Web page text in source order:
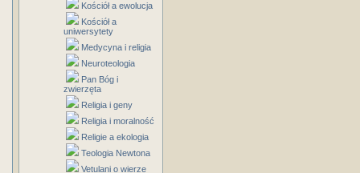
Kościół a ewolucja
Kościół a
uniwersytety
Medycyna i religia
Neuroteologia
Pan Bóg i
zwierzęta
Religia i geny
Religia i moralność
Religie a ekologia
Teologia Newtona
Vetulani o wierze